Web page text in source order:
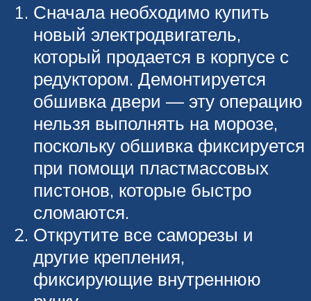
Сначала необходимо купить
новый электродвигатель,
который продается в корпусе с
редуктором. Демонтируется
обшивка двери — эту операцию
нельзя выполнять на морозе,
поскольку обшивка фиксируется
при помощи пластмассовых
пистонов, которые быстро
сломаются.
Открутите все саморезы и
другие крепления,
фиксирующие внутреннюю